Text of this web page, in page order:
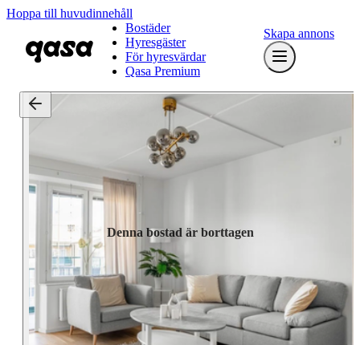
Hoppa till huvudinnehåll
Bostäder
Hyresgäster
För hyresvärdar
Qasa Premium
Skapa annons
Denna bostad är borttagen